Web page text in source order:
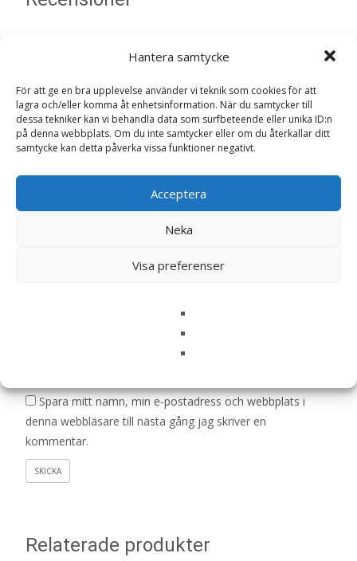
Hantera samtycke
För att ge en bra upplevelse använder vi teknik som cookies för att
lagra och/eller komma åt enhetsinformation. När du samtycker till
dessa tekniker kan vi behandla data som surfbeteende eller unika ID:n
på denna webbplats. Om du inte samtycker eller om du återkallar ditt
samtycke kan detta påverka vissa funktioner negativt.
Acceptera
Neka
Visa preferenser
Beef Can Våtfoder till Hund – 6 x 400 g –
Pow!”
Din e-postadress kommer inte publiceras. Obligatoriska fält
är märkta
Spara mitt namn, min e-postadress och webbplats i
denna webbläsare till nästa gång jag skriver en
kommentar.
Relaterade produkter